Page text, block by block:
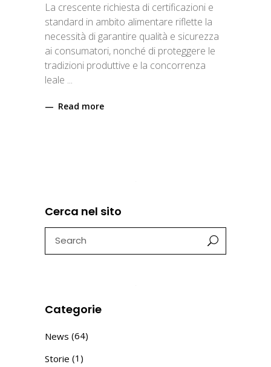
La crescente richiesta di certificazioni e
standard in ambito alimentare riflette la
necessità di garantire qualità e sicurezza
ai consumatori, nonché di proteggere le
tradizioni produttive e la concorrenza
leale
Read more
Cerca nel sito
Categorie
News (64)
Storie (1)